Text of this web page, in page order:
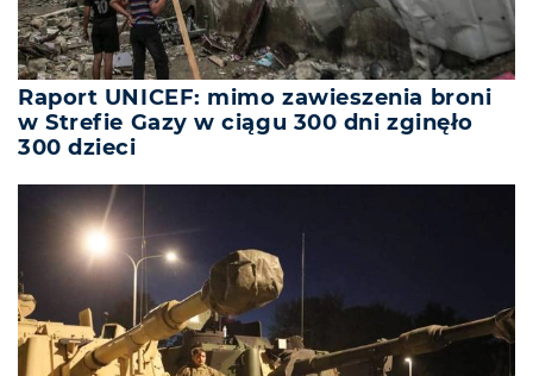
Raport UNICEF: mimo zawieszenia broni
w Strefie Gazy w ciągu 300 dni zginęło
300 dzieci